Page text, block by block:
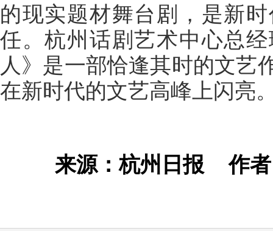
的现实题材舞台剧，是新
任。杭州话剧艺术中心总
人》是一部恰逢其时的文艺
在新时代的文艺高峰上闪亮
来源：杭州日报作